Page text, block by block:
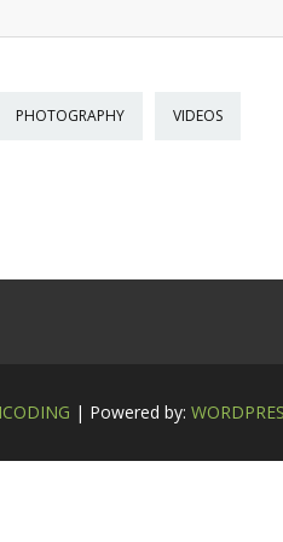
PHOTOGRAPHY VIDEOS
| Powered by: